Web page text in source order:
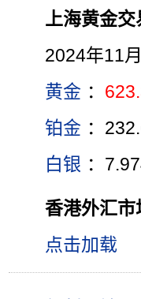
上海黄金交
2024年11
黄金 ：
铂金 ：
白银 ：
香港外汇市
点击加载